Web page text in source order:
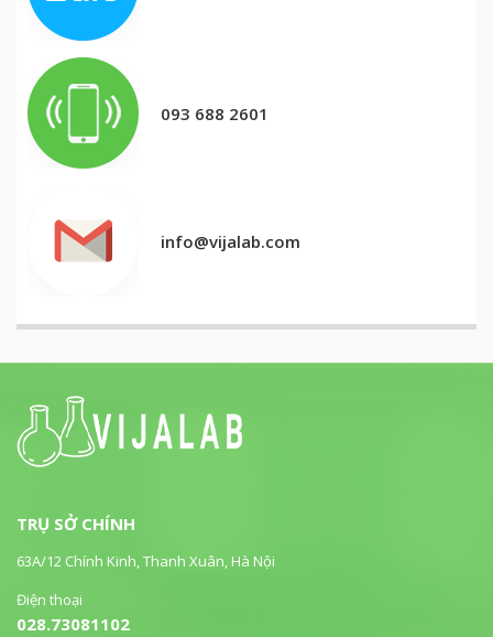
093 688 2601
info@vijalab.com
TRỤ SỞ CHÍNH
63A/12 Chính Kinh, Thanh Xuân, Hà Nội
Điện thoại
028.73081102